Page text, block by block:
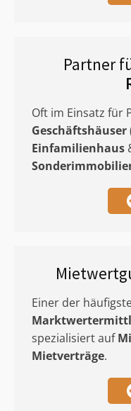
Partner
Oft im Einsatz für
Geschäftshäuser
Einfamilienhaus
Einer der
spezialisiert auf
Mietverträge.